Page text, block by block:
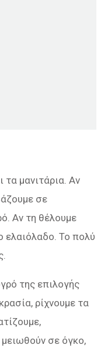
τα μανιτάρια. Αν
σε
Αν τη θέλουμε
ελαιόλαδο. Το πολύ
της επιλογής
ρίχνουμε τα
σε όγκο,